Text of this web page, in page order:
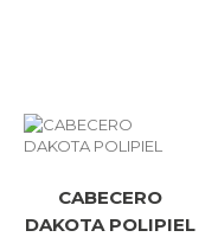
CABECERO
DAKOTA POLIPIEL